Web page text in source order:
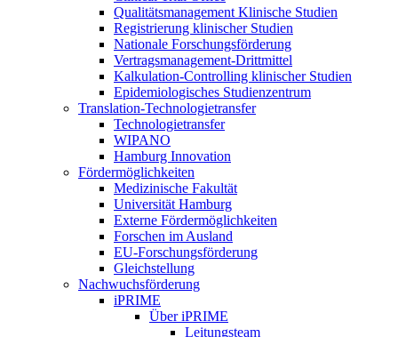
Qualitätsmanagement Klinische Studien
Registrierung klinischer Studien
Nationale Forschungsförderung
Vertragsmanagement-Drittmittel
Kalkulation-Controlling klinischer Studien
Epidemiologisches Studienzentrum
Translation-Technologietransfer
Technologietransfer
WIPANO
Hamburg Innovation
Fördermöglichkeiten
Medizinische Fakultät
Universität Hamburg
Externe Fördermöglichkeiten
Forschen im Ausland
EU-Forschungsförderung
Gleichstellung
Nachwuchsförderung
iPRIME
Über iPRIME
Leitungsteam